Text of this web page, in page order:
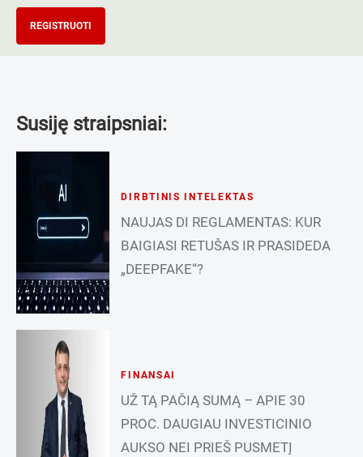
REGISTRUOTI
Susiję straipsniai:
DIRBTINIS INTELEKTAS
NAUJAS DI REGLAMENTAS: KUR
BAIGIASI RETUŠAS IR PRASIDEDA
„DEEPFAKE“?
FINANSAI
UŽ TĄ PAČIĄ SUMĄ – APIE 30
PROC. DAUGIAU INVESTICINIO
AUKSO NEI PRIEŠ PUSMETĮ